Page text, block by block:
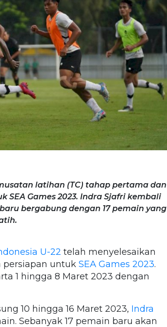
latihan (TC) tahap pertama dan
Games 2023. Indra Sjafri kembali
bergabung dengan 17 pemain yang
U-22 telah menyelesaikan
persiapan untuk SEA Games 2023.
1 hingga 8 Maret 2023 dengan
10 hingga 16 Maret 2023, Indra
Sebanyak 17 pemain baru akan